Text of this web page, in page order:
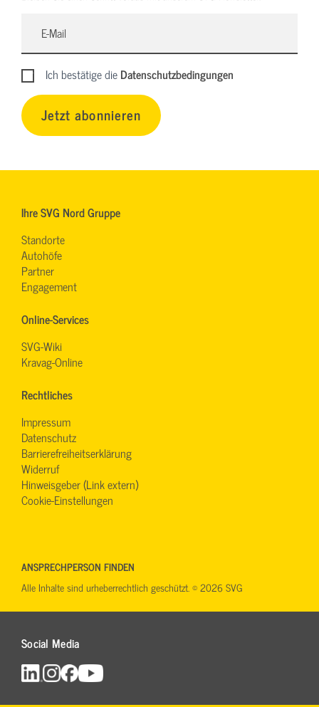
Ich bestätige dieDatenschutzbedingungen
Jetzt abonnieren
Ihre SVG Nord Gruppe
Standorte
Autohöfe
Partner
Engagement
Online-Services
SVG-Wiki
Kravag-Online
Rechtliches
Impressum
Datenschutz
Barrierefreiheitserklärung
Widerruf
Hinweisgeber (Link extern)
Cookie-Einstellungen
Social Media
ANSPRECHPERSON FINDEN
Alle Inhalte sind urheberrechtlich geschützt. © 2026 SVG